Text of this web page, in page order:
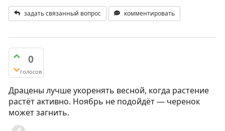
задать связанный вопрос комментировать
0
голосов
Драцены лучше укоренять весной, когда растение
растёт активно. Ноябрь не подойдёт — черенок
может загнить.